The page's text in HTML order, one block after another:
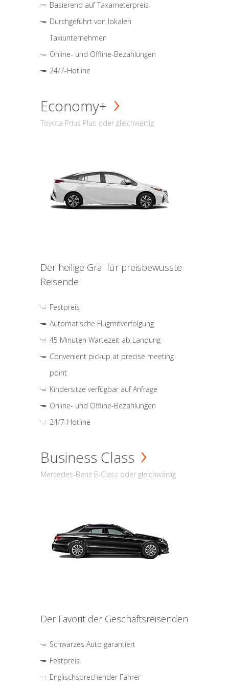
Basierend auf Taxameterpreis
Durchgeführt von lokalen
Taxiunternehmen
Online- und Offline-Bezahlungen
24/7-Hotline
Economy+
Toyota Prius Plus oder gleichwertig
Der heilige Gral für preisbewusste
Reisende
Festpreis
Automatische Flugmitverfolgung
45 Minuten Wartezeit ab Landung
Convenient pickup at precise meeting
point
Kindersitze verfügbar auf Anfrage
Online- und Offline-Bezahlungen
24/7-Hotline
Business Class
Mercedes-Benz E-Class oder gleichwärtig
Der Favorit der Geschäftsreisenden
Schwarzes Auto garantiert
Festpreis
Englischsprechender Fahrer